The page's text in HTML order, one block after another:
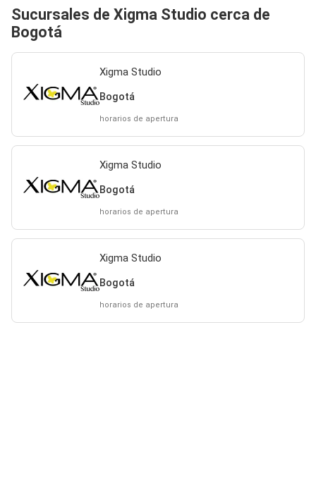
Sucursales de Xigma Studio cerca de
Bogotá
Xigma Studio
Bogotá
horarios de apertura
Xigma Studio
Bogotá
horarios de apertura
Xigma Studio
Bogotá
horarios de apertura